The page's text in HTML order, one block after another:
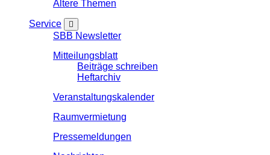
Ältere Themen
Service
SBB Newsletter
Mitteilungsblatt
Beiträge schreiben
Heftarchiv
Veranstaltungskalender
Raumvermietung
Pressemeldungen